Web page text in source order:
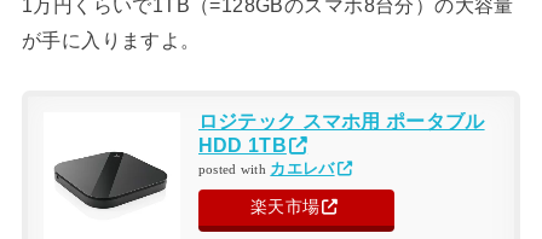
1万円くらいで1TB（=128GBのスマホ8台分）の大容量
が手に入りますよ。
ロジテック スマホ用 ポータブル
HDD 1TB
posted with カエレバ
楽天市場